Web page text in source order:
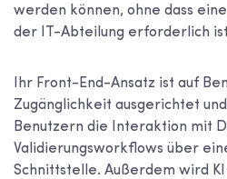
werden können, ohne dass
der IT-Abteilung erforderlich
Ihr Front-End-Ansatz ist auf
Zugänglichkeit ausgerichtet
Benutzern die Interaktion mit
Validierungsworkflows über
Schnittstelle. Außerdem wird